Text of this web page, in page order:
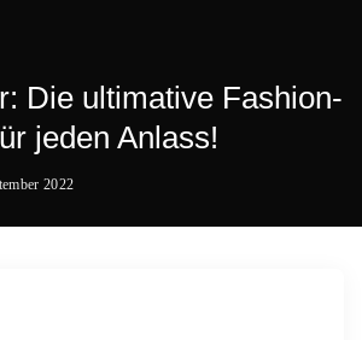
Die ultimative Fashion-
jeden Anlass!
2022